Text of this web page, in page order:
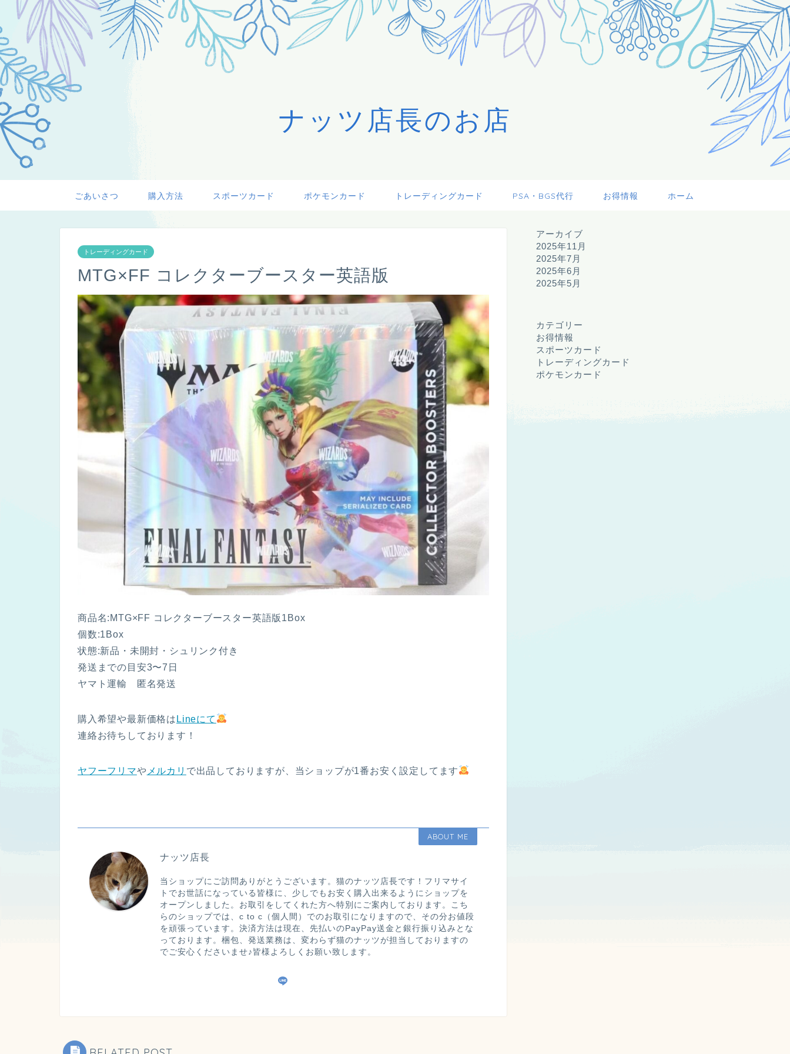
ナッツ店長のお店
ごあいさつ 購入方法 スポーツカード ポケモンカード トレーディングカード PSA・BGS代行 お得情報 ホーム
トレーディングカード
MTG×FF コレクターブースター英語版
商品名:MTG×FF コレクターブースター英語版1Box
個数:1Box
状態:新品・未開封・シュリンク付き
発送までの目安3〜7日
ヤマト運輸 匿名発送
購入希望や最新価格は Lineにて
連絡お待ちしております！
ヤフーフリマや メルカリ で出品しておりますが、当ショップが1番お安く設定してます
ABOUT ME
ナッツ店長
当ショップにご訪問ありがとうございます。猫のナッツ店長です！フリマサイ
トでお世話になっている皆様に、少しでもお安く購入出来るようにショップを
オープンしました。お取引をしてくれた方へ特別にご案内しております。こち
らのショップでは、c to c（個人間）でのお取引になりますので、その分お値段
を頑張っています。決済方法は現在、先払いのPayPay送金と銀行振り込みとな
っております。梱包、発送業務は、変わらず猫のナッツが担当しておりますの
でご安心くださいませ♪皆様よろしくお願い致します。
アーカイブ
2025年11月
2025年7月
2025年6月
2025年5月
カテゴリー
お得情報
スポーツカード
トレーディングカード
ポケモンカード